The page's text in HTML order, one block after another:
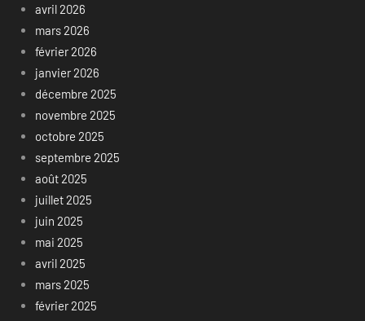
avril 2026
mars 2026
février 2026
janvier 2026
décembre 2025
novembre 2025
octobre 2025
septembre 2025
août 2025
juillet 2025
juin 2025
mai 2025
avril 2025
mars 2025
février 2025